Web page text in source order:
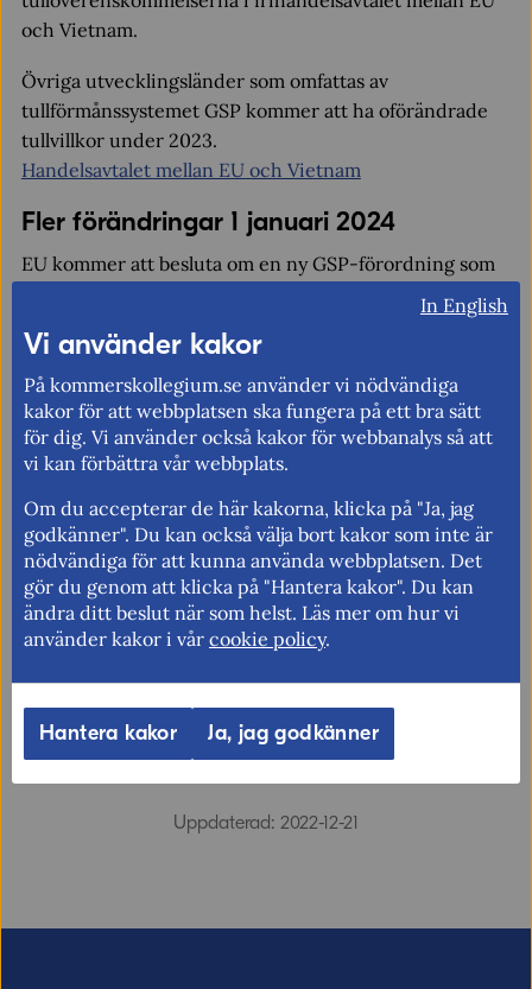
och Vietnam.
Övriga utvecklingsländer som omfattas av
tullförmånssystemet GSP kommer att ha oförändrade
tullvillkor under 2023.
Handelsavtalet mellan EU och Vietnam
Fler förändringar 1 januari 2024
EU kommer att besluta om en ny GSP-förordning som
ska börja gälla i januari 2024, vilket innebär att
ytterligare förändringar i tullförmånerna kommer då.
EU:s förslag till ny GSP-förordning
webbplats)
Mer information om GSP
Tullförmånssystemet, Generalised Scheme of
Preferences (GSP)
Fler nyheter
Berätta gärna vad vi kan göra för att
förbättra den här sidan.
Synpunkter (obligatoriskt)
Uppdaterad: 2022-12-21
In English
Vi använder kakor
På kommerskollegium.se använder vi nödvändiga
kakor för att webbplatsen ska fungera på ett bra sätt
för dig. Vi använder också kakor för webbanalys så att
vi kan förbättra vår webbplats.
Om du accepterar de här kakorna, klicka på "Ja, jag
godkänner". Du kan också välja bort kakor som inte är
nödvändiga för att kunna använda webbplatsen. Det
gör du genom att klicka på "Hantera kakor". Du kan
ändra ditt beslut när som helst. Läs mer om hur vi
använder kakor i vår cookie policy.
Hantera kakor Ja, jag godkänner